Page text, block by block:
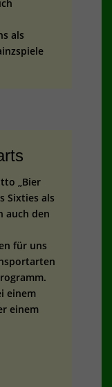
als
„Bier
Sixties als
auch den
für uns
einem
einem